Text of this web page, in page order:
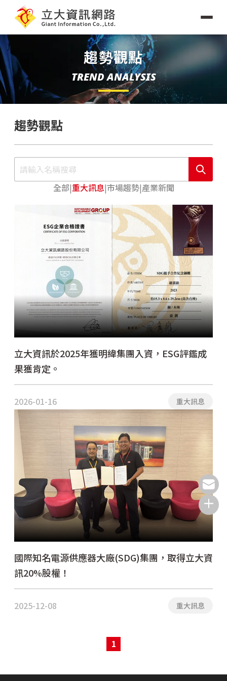
趨勢觀點
TREND ANALYSIS
趨勢觀點
全部|重大訊息|市場趨勢|產業新聞
立大資訊於2025年獲明緯集團入資，ESG評鑑成
果獲肯定。
2026-01-16 重大訊息
國際知名電源供應器大廠(SDG)集團，取得立大資
訊20%股權！
2025-12-08 重大訊息
1